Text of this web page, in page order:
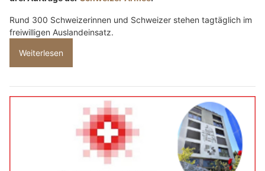
02.07.26 VON POLIZEI.NEWS REDAKTION
Rund 300 Schweizerinnen und Schweizer stehen tagtäglich im
freiwilligen Auslandeinsatz.